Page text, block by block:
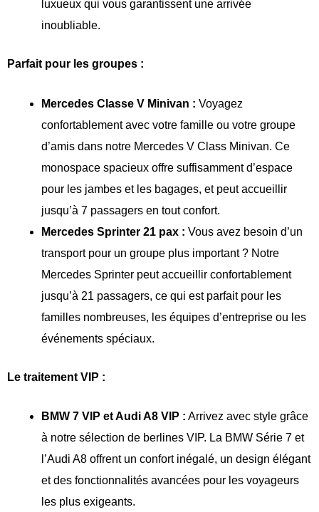
luxueux qui vous garantissent une arrivée
inoubliable.
Parfait pour les groupes :
Mercedes Classe V Minivan : Voyagez
confortablement avec votre famille ou votre groupe
d’amis dans notre Mercedes V Class Minivan. Ce
monospace spacieux offre suffisamment d’espace
pour les jambes et les bagages, et peut accueillir
jusqu’à 7 passagers en tout confort.
Mercedes Sprinter 21 pax : Vous avez besoin d’un
transport pour un groupe plus important ? Notre
Mercedes Sprinter peut accueillir confortablement
jusqu’à 21 passagers, ce qui est parfait pour les
familles nombreuses, les équipes d’entreprise ou les
événements spéciaux.
Le traitement VIP :
BMW 7 VIP et Audi A8 VIP : Arrivez avec style grâce
à notre sélection de berlines VIP. La BMW Série 7 et
l’Audi A8 offrent un confort inégalé, un design élégant
et des fonctionnalités avancées pour les voyageurs
les plus exigeants.